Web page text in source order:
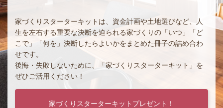
家づくりスターターキットは、資金計画や土地選びなど、人
生を左右する重要な決断を迫られる家づくりの「いつ」「ど
こで」「何を」決断したらよいかをまとめた冊子の詰め合わ
せです。
後悔・失敗しないために、「家づくりスターターキット」を
ぜひご活用ください！
家づくりスターターキットプレゼント！